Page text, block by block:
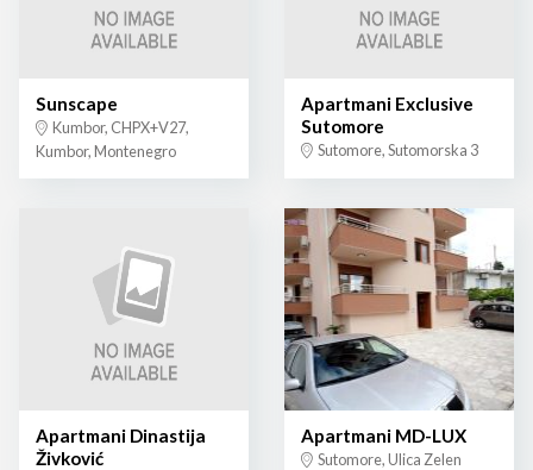
Sunscape
Kumbor, CHPX+V27,
Kumbor, Montenegro
Apartmani Exclusive
Sutomore
Sutomore, Sutomorska 3
Apartmani Dinastija
Živković
Apartmani MD-LUX
Sutomore, Ulica Zelen